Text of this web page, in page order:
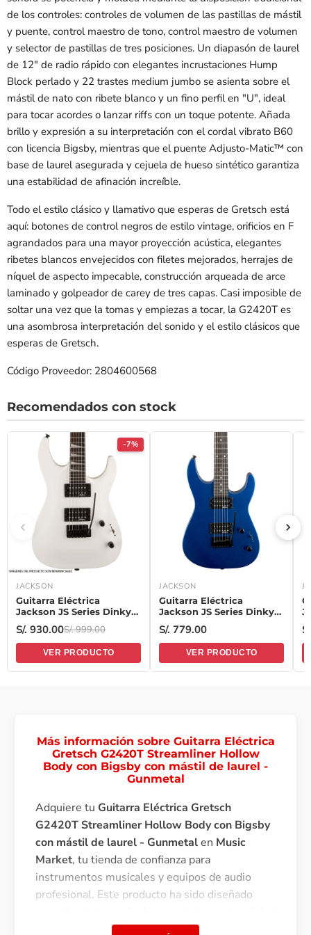
de los controles: controles de volumen de las pastillas de mástil
y puente, control maestro de tono, control maestro de volumen
y selector de pastillas de tres posiciones. Un diapasón de laurel
de 12" de radio rápido con elegantes incrustaciones Hump
Block perlado y 22 trastes medium jumbo se asienta sobre el
mástil de nato con ribete blanco y un fino perfil en "U", ideal
para tocar acordes o lanzar riffs con un toque potente. Añada
brillo y expresión a su interpretación con el cordal vibrato B60
con licencia Bigsby, mientras que el puente Adjusto-Matic™ con
base de laurel asegurada y cejuela de hueso sintético garantiza
una estabilidad de afinación increíble.
Todo el estilo clásico y llamativo que esperas de Gretsch está
aquí: botones de control negros de estilo vintage, orificios en F
agrandados para una mayor proyección acústica, elegantes
ribetes blancos envejecidos con filetes mejorados, herrajes de
níquel de aspecto impecable, construcción arqueada de arce
laminado y golpeador de carey de tres capas. Casi imposible de
soltar una vez que la tomas y empiezas a tocar, la G2420T es
una asombrosa interpretación del sonido y el estilo clásicos que
esperas de Gretsch.
Código Proveedor: 2804600568
Recomendados con stock
-7%
JACKSON
Guitarra Eléctrica
Jackson JS Series Dinky®
Arch Top JS22 DKA con
diapasón de Amaranto -
Snow White
S/. 930.00S/. 999.00
VER PRODUCTO
JACKSON
Guitarra Eléctrica
Jackson JS Series Dinky®
JS11 con diapasón de
Amaranto - Metallic Blue
S/. 779.00
VER PRODUCTO
Más información sobre Guitarra Eléctrica
Gretsch G2420T Streamliner Hollow
Body con Bigsby con mástil de laurel -
Gunmetal
Adquiere tu Guitarra Eléctrica Gretsch
G2420T Streamliner Hollow Body con Bigsby
con mástil de laurel - Gunmetalen Music
Market, tu tienda de confianza para
instrumentos musicales y equipos de audio
profesional. Este producto ha sido diseñado
para brindarte una experiencia excepcional.